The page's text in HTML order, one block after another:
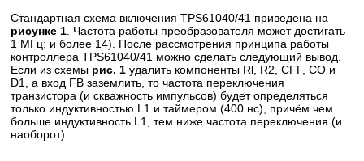
Стандартная схема включения TPS61040/41 приведена на
рисунке 1 . Частота работы преобразователя может достигать
1 МГц; и более 14). После рассмотрения принципа работы
контроллера TPS61040/41 можно сделать следующий вывод.
Если из схемы рис. 1 удалить компоненты Rl, R2, CFF, СО и
D1, а вход FB заземлить, то частота переключения
транзистора (и скважность импульсов) будет определяться
только индуктивностью L1 и таймером (400 нс), причём чем
больше индуктивность L1, тем ниже частота переключения (и
наоборот).